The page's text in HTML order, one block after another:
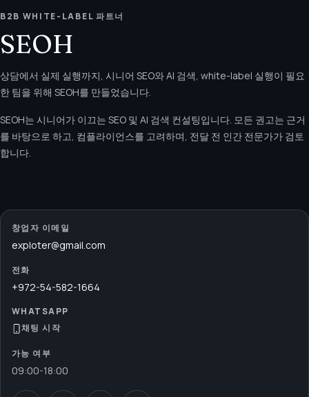
B2B WHITE-LABEL 파트너
SEOH
상담에서 실제 실행까지, 시니어 SEO와 AI 검색, white-label 실행이 필요
한 팀을 위해 SEOH를 만들었습니다.
SEOH는 시니어가 이끄는 SEO 및 AI 검색 컨설팅입니다. 모든 권고는 근거
를 바탕으로 하고, 컴플라이언스를 고려하며, 전달 전 인간 전문가가 검토
합니다.
창업자 이메일
exploter@gmail.com
전화
+972-54-582-1664
WHATSAPP
채팅 시작
가능 여부
09:00-18:00